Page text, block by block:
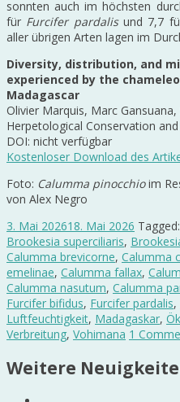
sonnten auch im höchsten
für Furcifer pardalisund 7,7
aller übrigen Arten lagen im
Diversity, distribution, and
experienced by the
Madagascar
Olivier Marquis, Marc
Herpetological Conservation
DOI: nicht verfügbar
Kostenloser Download des
Foto: Calumma pinocchioim
von Alex Negro
3. Mai 202618. Mai 2026 Tagged:
Brookesia superciliaris,
Calumma brevicorne, Calumma
emelinae, Calumma fallax,
Calumma nasutum, Calumma
Furcifer bifidus, Furcifer pardalis,
Luftfeuchtigkeit, Madagaskar,
Verbreitung, Vohimana 1
Weitere